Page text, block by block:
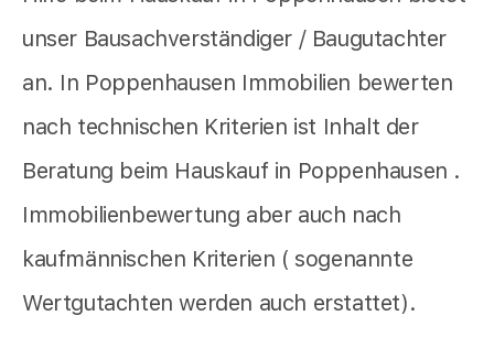
unser Bausachverständiger / Baugutachter
an. In Poppenhausen Immobilien bewerten
nach technischen Kriterien ist Inhalt der
Beratung beim Hauskauf in Poppenhausen .
Immobilienbewertung aber auch nach
kaufmännischen Kriterien ( sogenannte
Wertgutachten werden auch erstattet).